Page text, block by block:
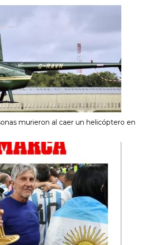
murieron al caer un helicóptero en